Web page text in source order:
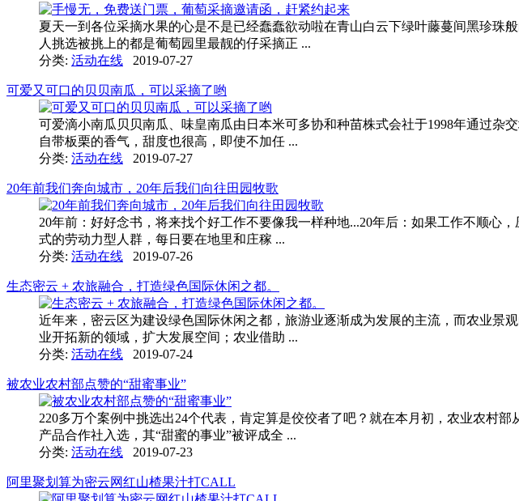
夏天一到各位采摘水果的心是不是已经蠢蠢欲动啦在青山白云下绿叶藤蔓间黑珍
人挑选被挑上的都是葡萄园里最靓的仔采摘正 ...
分类: 活动在线 2019-07-27
可爱又可口的贝贝南瓜，可以采摘了哟
可爱滴小南瓜贝贝南瓜、味皇南瓜由日本米可多协和种苗株式会社于1998年通过杂
自带板栗的香气，甜度也很高，即使不加任 ...
分类: 活动在线 2019-07-27
20年前我们奔向城市，20年后我们向往田园牧歌
20年前：好好念书，将来找个好工作不要像我一样种地...20年后：如果工作不顺心
式的劳动力型人群，每日要在地里和庄稼 ...
分类: 活动在线 2019-07-26
生态密云 + 农旅融合，打造绿色国际休闲之都。
近年来，密云区为建设绿色国际休闲之都，旅游业逐渐成为发展的主流，而农业景
业开拓新的领域，扩大发展空间；农业借助 ...
分类: 活动在线 2019-07-24
被农业农村部点赞的“甜蜜事业”
220多万个案例中挑选出24个代表，肯定算是佼佼者了吧？就在本月初，农业农村
产品合作社入选，其“甜蜜的事业”被评成全 ...
分类: 活动在线 2019-07-23
阿里聚划算为密云网红山楂果汁打CALL